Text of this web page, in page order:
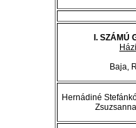
I. SZÁMÚ
Baja,
Hernádiné
Zsuzsanna